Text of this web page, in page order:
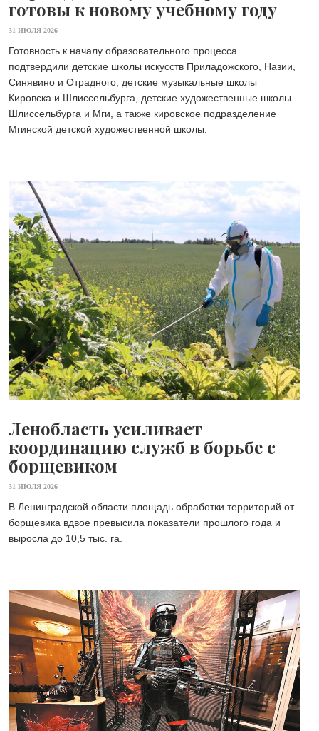
готовы к новому учебному году
31 ИЮЛЯ 2026
Готовность к началу образовательного процесса
подтвердили детские школы искусств Приладожского, Назии,
Синявино и Отрадного, детские музыкальные школы
Кировска и Шлиссельбурга, детские художественные школы
Шлиссельбурга и Мги, а также кировское подразделение
Мгинской детской художественной школы.
Ленобласть усиливает
координацию служб в борьбе с
борщевиком
31 ИЮЛЯ 2026
В Ленинградской области площадь обработки территорий от
борщевика вдвое превысила показатели прошлого года и
выросла до 10,5 тыс. га.